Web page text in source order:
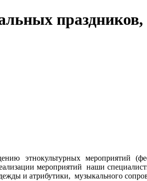
этнокультурных мероприятий
мероприятий наши
и атрибутики, музыкального